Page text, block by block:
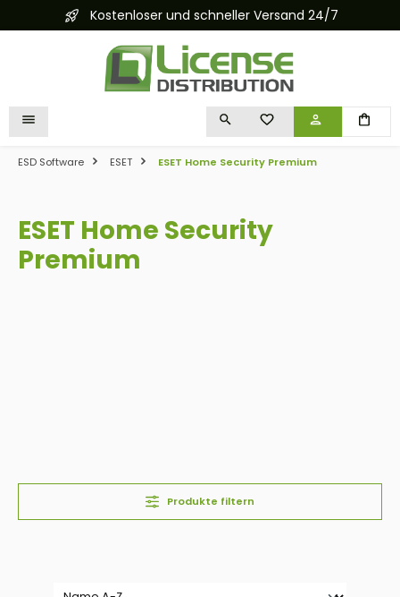
springenKostenloser und schneller Versand 24/7
DU HAST 0 PRODUKTE
ESD Software ESET ESET Home Security Premium
ESET Home Security
Premium
Produkte filtern